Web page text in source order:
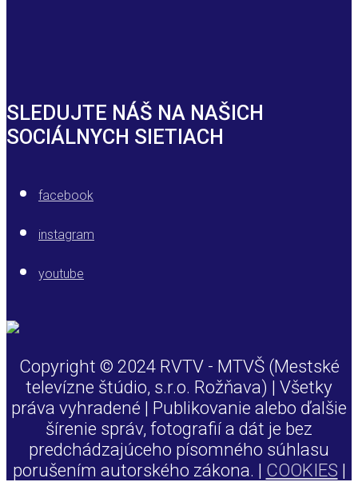
SLEDUJTE NÁŠ NA NAŠICH
SOCIÁLNYCH SIETIACH
facebook
instagram
youtube
Copyright © 2024 RVTV - MTVŠ (Mestské
televízne štúdio, s.r.o. Rožňava) | Všetky
práva vyhradené | Publikovanie alebo ďalšie
šírenie správ, fotografií a dát je bez
predchádzajúceho písomného súhlasu
porušením autorského zákona. | COOKIES |